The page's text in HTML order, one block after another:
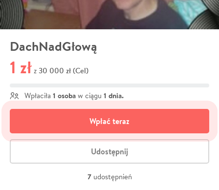
DachNadGłową
1 zł z 30 000 zł (Cel)
Wpłaciła 1 osoba w ciągu 1 dnia.
Wpłać teraz
Udostępnij
7 udostępnień